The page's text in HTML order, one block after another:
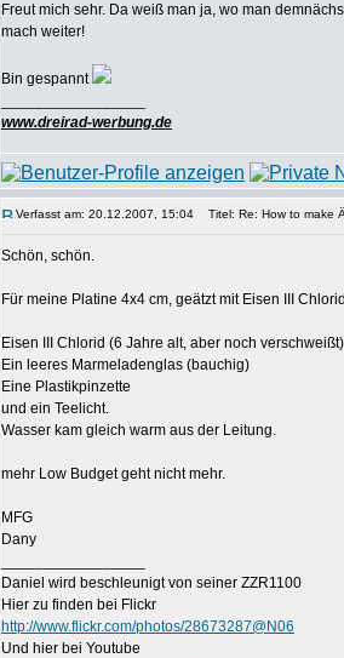
Freut mich sehr. Da weiß man ja, wo man
mach weiter!
Bin gespannt
www.dreirad-werbung.de
Verfasst am: 20.12.2007, 15:04 Titel: Re: How to make
Schön, schön.
Für meine Platine 4x4 cm, geätzt mit Eisen III
Eisen III Chlorid (6 Jahre alt, aber noch
Ein leeres Marmeladenglas (bauchig)
Eine Plastikpinzette
und ein Teelicht.
Wasser kam gleich warm aus der Leitung.
mehr Low Budget geht nicht mehr.
MFG
Dany
Daniel wird beschleunigt von seiner ZZR1100
Hier zu finden bei Flickr
http://www.flickr.com/photos/28673287@N06
Und hier bei Youtube